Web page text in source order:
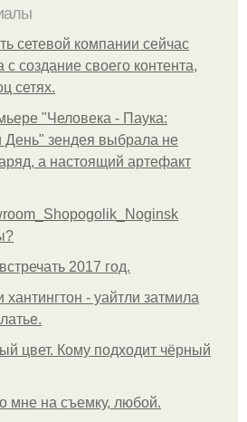
сетевой компании сейчас
создание своего контента,
сетях.
"Человека - Паука:
зендея выбрала не
а настоящий артефакт
2017 год.
хантингтон - уайтли затмила
цвет. Кому подходит чёрный
мне на съемку, любой.